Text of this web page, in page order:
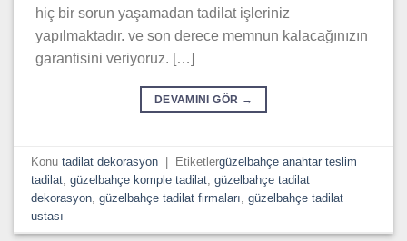
hiç bir sorun yaşamadan tadilat işleriniz
yapılmaktadır. ve son derece memnun kalacağınızın
garantisini veriyoruz. […]
DEVAMINI GÖR →
Konutadilat dekorasyon | Etiketlergüzelbahçe anahtar teslim
tadilat ,güzelbahçe komple tadilat ,güzelbahçe tadilat
dekorasyon ,güzelbahçe tadilat firmaları ,güzelbahçe tadilat
ustası